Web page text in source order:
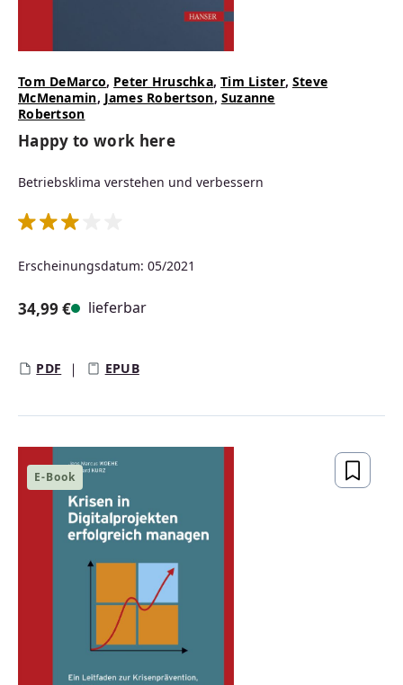
Tom DeMarco, Peter Hruschka,Tim Lister, Steve
McMenamin, James Robertson, Suzanne
Robertson
Happy to work here
Betriebsklima verstehen und verbessern
Erscheinungsdatum: 05/2021
34,99 € lieferbar
PDF EPUB
E-Book